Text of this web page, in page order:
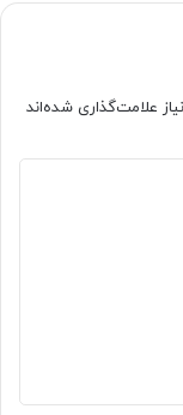
علامت‌گذاری شده‌اند